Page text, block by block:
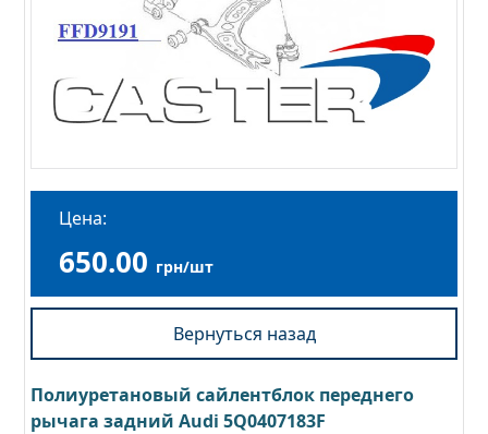
Цена:
650.00 грн/шт
Вернуться назад
Полиуретановый сайлентблок переднего
рычага задний Audi 5Q0407183F